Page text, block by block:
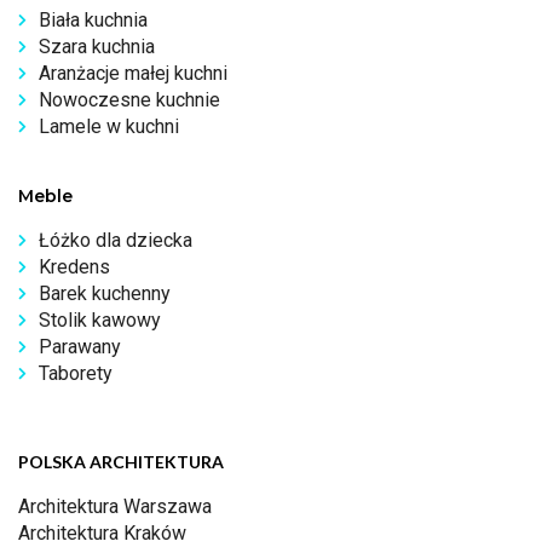
Biała kuchnia
Szara kuchnia
Aranżacje małej kuchni
Nowoczesne kuchnie
Lamele w kuchni
Meble
Łóżko dla dziecka
Kredens
Barek kuchenny
Stolik kawowy
Parawany
Taborety
POLSKA ARCHITEKTURA
Architektura Warszawa
Architektura Kraków